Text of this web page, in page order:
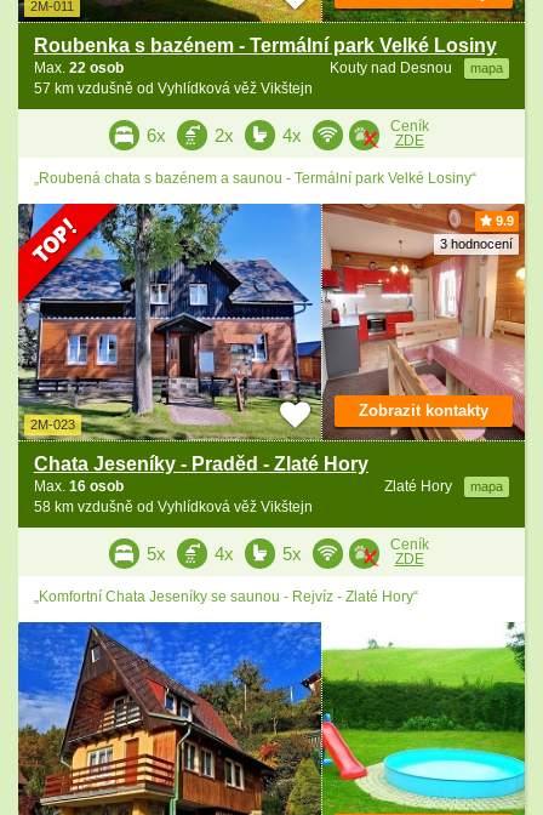
2M-011
Roubenka s bazénem - Termální park Velké Losiny
Kouty nad Desnou mapa
Max. 22 osob
57 km vzdušně od Vyhlídková věž Vikštejn
6x 2x 4x
Ceník
ZDE
„Roubená chata s bazénem a saunou - Termální park Velké Losiny“
9.9
3 hodnocení
2M-023
Chata Jeseníky - Praděd - Zlaté Hory
Zlaté Hory mapa
Max. 16 osob
58 km vzdušně od Vyhlídková věž Vikštejn
Zobrazit kontakty
5x 4x 5x
Ceník
ZDE
„Komfortní Chata Jeseníky se saunou - Rejvíz - Zlaté Hory“